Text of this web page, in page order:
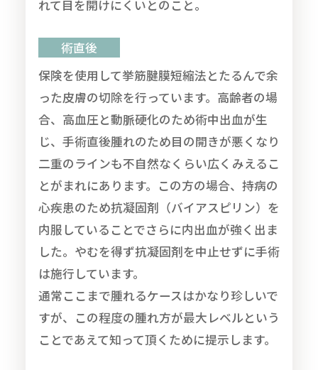
れて目を開けにくいとのこと。
術直後
保険を使用して挙筋腱膜短縮法とたるんで余
った皮膚の切除を行っています。高齢者の場
合、高血圧と動脈硬化のため術中出血が生
じ、手術直後腫れのため目の開きが悪くなり
二重のラインも不自然なくらい広くみえるこ
とがまれにあります。この方の場合、持病の
心疾患のため抗凝固剤（バイアスピリン）を
内服していることでさらに内出血が強く出ま
した。やむを得ず抗凝固剤を中止せずに手術
は施行しています。
通常ここまで腫れるケースはかなり珍しいで
すが、この程度の腫れ方が最大レベルという
ことであえて知って頂くために提示します。